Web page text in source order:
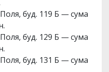
буд. 119 Б — сума
буд. 129 Б — сума
буд. 131 Б — сума